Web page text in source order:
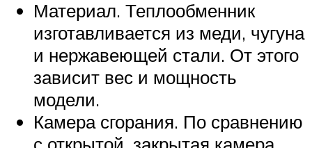
Материал. Теплообменник
изготавливается из меди, чугуна
и нержавеющей стали. От этого
зависит вес и мощность
модели.
Камера сгорания. По сравнению